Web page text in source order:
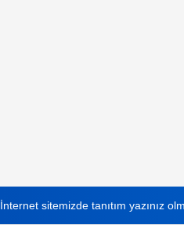
İnternet sitemizde tanıtım yazınız